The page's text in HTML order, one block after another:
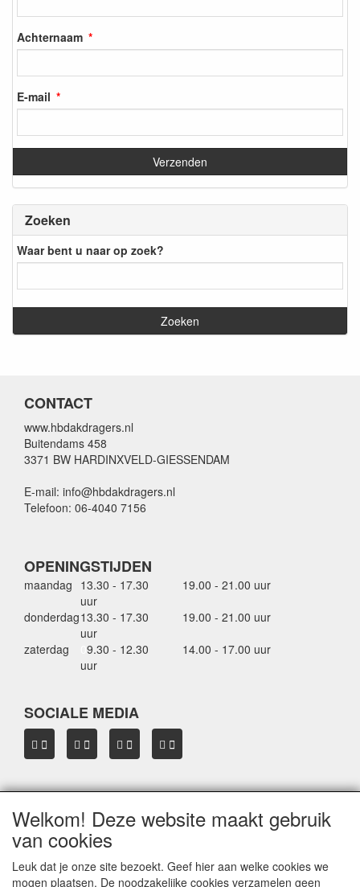
Achternaam
E-mail
Zoeken
Waar bent u naar op zoek?
CONTACT
www.hbdakdragers.nl
Buitendams 458
3371 BW HARDINXVELD-GIESSENDAM
E-mail: info@hbdakdragers.nl
Telefoon: 06-4040 7156
OPENINGSTIJDEN
maandag 13.30 - 17.30
uur
19.00 - 21.00 uur
donderdag13.30 - 17.30
uur
19.00 - 21.00 uur
zaterdag
9.30 - 12.30
uur
14.00 - 17.00 uur
SOCIALE MEDIA
OVER HBDAKDRAGERS.NL
Dakkoffer verhuur Hardinxveld-Giessendam
Verkoop dakkoffers en skiboxen
Welkom! Deze website maakt gebruik
van cookies
Leuk dat je onze site bezoekt. Geef hier aan welke cookies we
mogen plaatsen. De noodzakelijke cookies verzamelen geen